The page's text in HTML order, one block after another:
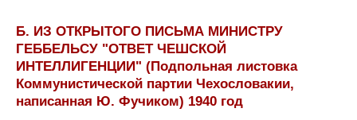
Б. ИЗ ОТКРЫТОГО ПИСЬМА МИНИСТРУ
ГЕББЕЛЬСУ "ОТВЕТ ЧЕШСКОЙ
ИНТЕЛЛИГЕНЦИИ" (Подпольная листовка
Коммунистической партии Чехословакии,
написанная Ю. Фучиком) 1940 год